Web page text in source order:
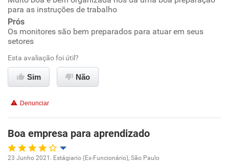
Ambiente de trabalho
Conciliação com a vida familiar
Benefícios
para as instruções de trabalho
Prós
Os monitores são bem preparados para atuar em seus
setores
Esta avaliação foi útil?
Sim Não
Denunciar
Boa empresa para aprendizado
23 Junho 2021. Estágiario (Ex-Funcionário), São Paulo